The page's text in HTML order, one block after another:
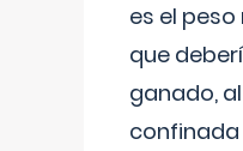
es el
que
ganado,